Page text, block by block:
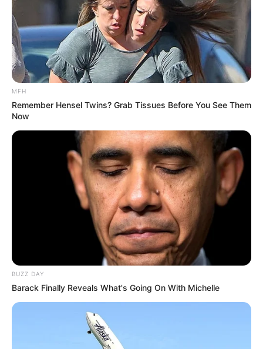
Jerry Andrean Ade Koerniawan
Yulita Masterchef
Devina Hermawan
Lord Adi
MFH
Remember Hensel Twins? Grab Tissues Before You See Them
Now
BUZZ DAY
Barack Finally Reveals What's Going On With Michelle